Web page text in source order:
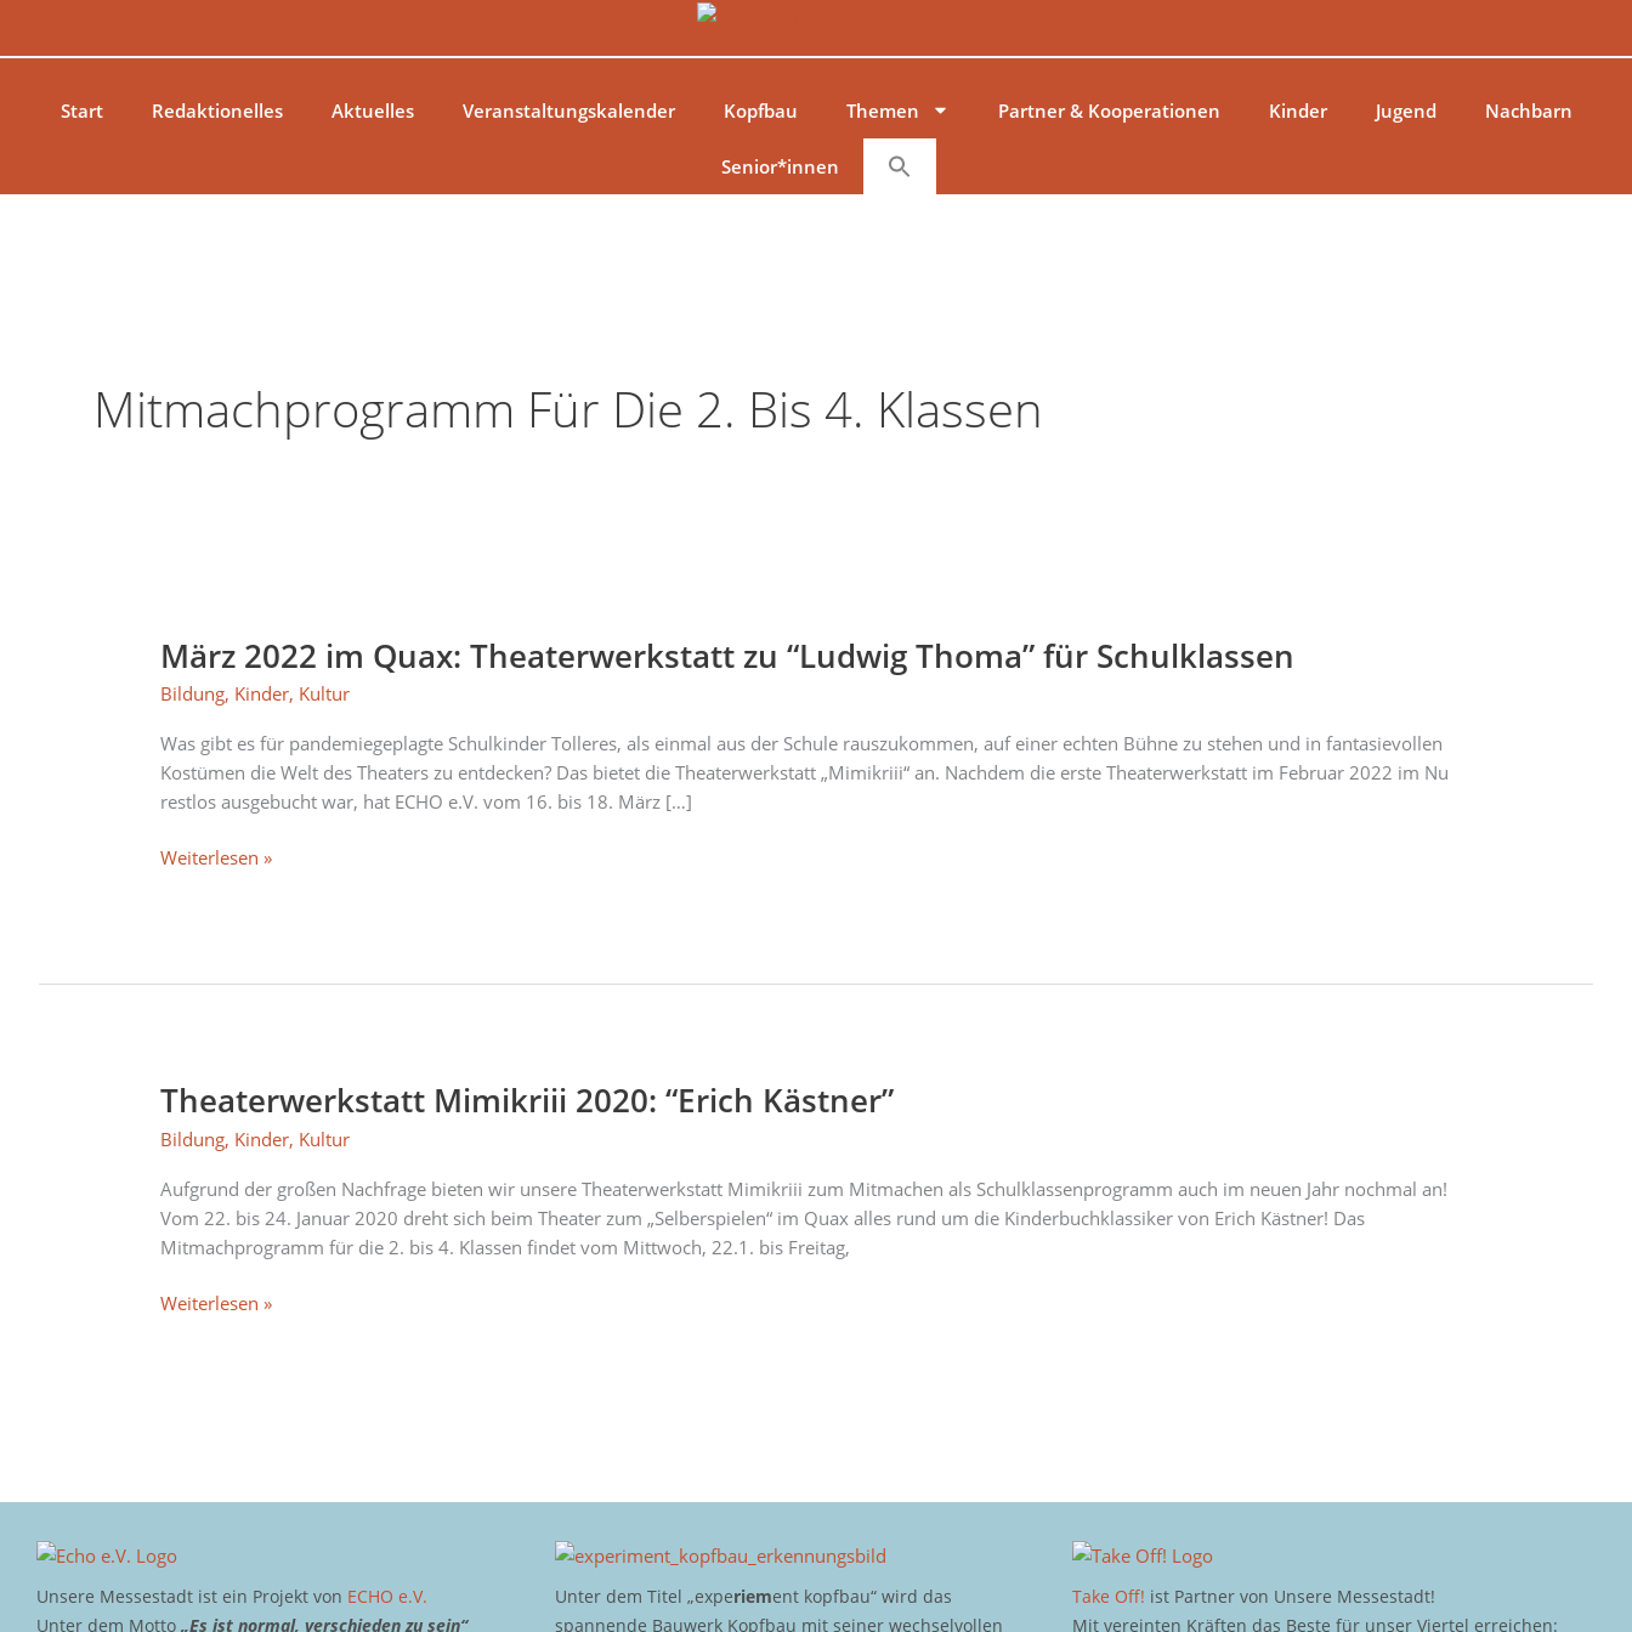
Start
Redaktionelles Aktuelles Veranstaltungskalender Kopfbau Themen Partner & Kooperationen Kinder Jugend Nachbarn
Senior*innen
Mitmachprogramm Für Die 2. Bis 4. Klassen
März 2022 im Quax: Theaterwerkstatt zu “Ludwig Thoma” für Schulklassen
Bildung, Kinder, Kultur
Was gibt es für pandemiegeplagte Schulkinder Tolleres, als einmal aus der Schule rauszukommen, auf einer echten Bühne zu stehen und in fantasievollen
Kostümen die Welt des Theaters zu entdecken? Das bietet die Theaterwerkstatt „Mimikriii“ an. Nachdem die erste Theaterwerkstatt im Februar 2022 im Nu
restlos ausgebucht war, hat ECHO e.V. vom 16. bis 18. März […]
im
Quax:
Theaterwerkstatt
zu
“Ludwig
Thoma”
Schulklassen
Weiterlesen »
Theaterwerkstatt Mimikriii 2020: “Erich Kästner”
Bildung, Kinder, Kultur
Aufgrund der großen Nachfrage bieten wir unsere Theaterwerkstatt Mimikriii zum Mitmachen als Schulklassenprogramm auch im neuen Jahr nochmal an!
Vom 22. bis 24. Januar 2020 dreht sich beim Theater zum „Selberspielen“ im Quax alles rund um die Kinderbuchklassiker von Erich Kästner! Das
Mitmachprogramm für die 2. bis 4. Klassen findet vom Mittwoch, 22.1. bis Freitag,
Theaterwerkstatt
2020:
“Erich
Kästner”
Weiterlesen »
Unsere Messestadt ist ein Projekt von ECHO e.V.
Unter dem Motto „Es ist normal, verschieden zu sein“
Unter dem Titel „experiement kopfbau“ wird das
spannende Bauwerk Kopfbau mit seiner wechselvollen
Take Off! ist Partner von Unsere Messestadt!
Mit vereinten Kräften das Beste für unser Viertel erreichen: